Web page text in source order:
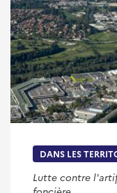
DANS LES
Lutte contre